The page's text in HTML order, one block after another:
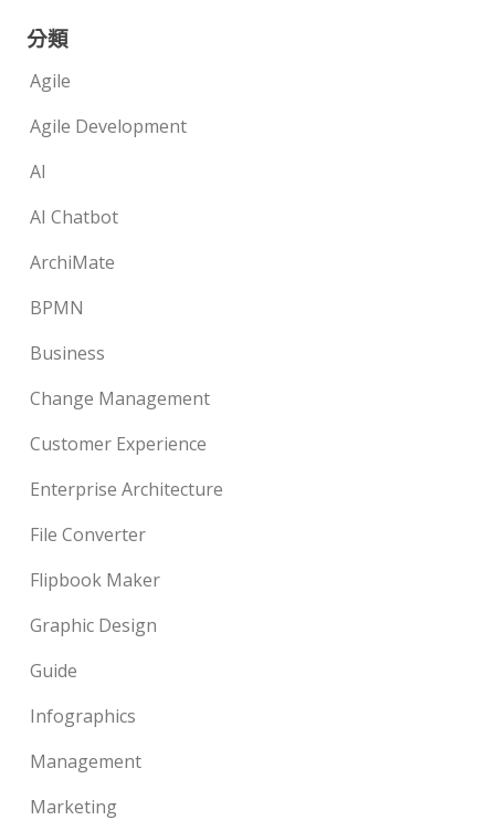
分類
Agile
Agile Development
AI
AI Chatbot
ArchiMate
BPMN
Business
Change Management
Customer Experience
Enterprise Architecture
File Converter
Flipbook Maker
Graphic Design
Guide
Infographics
Management
Marketing